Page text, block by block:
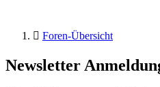
Foren-Übersicht
Newsletter